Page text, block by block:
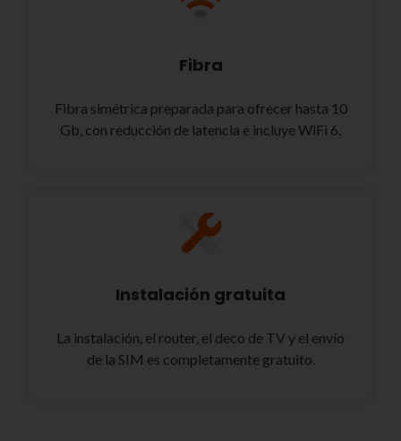
Fibra
Fibra simétrica preparada para ofrecer hasta 10
Gb, con reducción de latencia e incluye WiFi 6.
Instalación gratuita
La instalación, el router, el deco de TV y el envío
de la SIM es completamente gratuito.